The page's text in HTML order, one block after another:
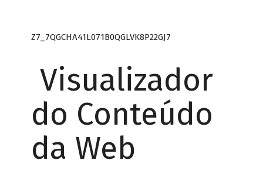
Z7_7QGCHA41L071B0QGLVK8P22GJ7
Visualizador
do Conteúdo
da Web